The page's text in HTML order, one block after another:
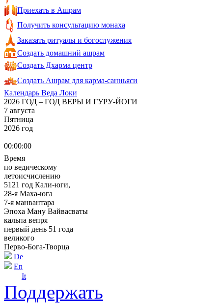
Приехать в Ашрам
Получить консультацию монаха
Заказать ритуалы и богослужения
Создать домашний ашрам
Создать Дхарма центр
Создать Ашрам для карма-санньяси
Календарь Веда Локи
2026 ГОД – ГОД ВЕРЫ И ГУРУ-ЙОГИ
7 августа
Пятница
2026 год
00:00:00
Время
по ведическому
летоисчислению
5121 год Кали-юги,
28-я Маха-юга
7-я манвантара
Эпоха Ману Вайвасваты
кальпа вепря
первый день 51 года
великого
Перво-Бога-Творца
De
En
It
Поддержать